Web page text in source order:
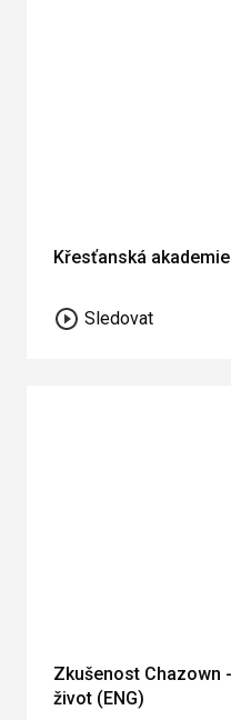
Křesťanská
Sledovat
Zkušenost Chazown
život (ENG)